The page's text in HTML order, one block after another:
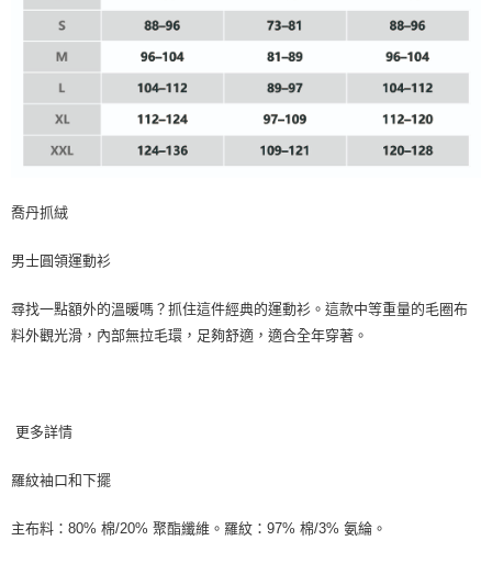
喬丹抓絨
男士圓領運動衫
尋找一點額外的溫暖嗎？抓住這件經典的運動衫。這款中等重量的毛圈布
料外觀光滑，內部無拉毛環，足夠舒適，適合全年穿著。
更多詳情
羅紋袖口和下擺
主布料：80% 棉/20% 聚酯纖維。羅紋：97% 棉/3% 氨綸。